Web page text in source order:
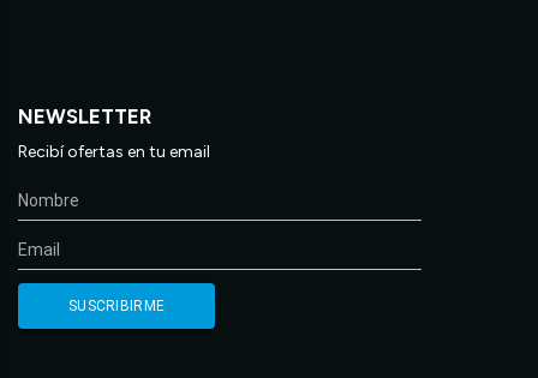
NEWSLETTER
Recibí ofertas en tu email